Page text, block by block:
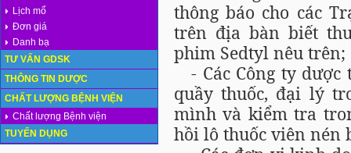
Lịch mổ
Đơn giá
Danh bạ
TƯ VẤN GDSK
THÔNG TIN DƯỢC
CHẤT LƯỢNG BỆNH VIỆN
Chất lượng Bệnh viện
TUYỂN DỤNG
thông báo cho các
trên địa bàn biết
phim Sedtyl nêu trên;
- Các Công ty dược
quầy thuốc, đại lý
mình và kiểm tra
hồi lô thuốc viên nén